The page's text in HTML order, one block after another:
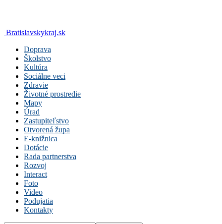
Bratislavskykraj.sk
Doprava
Školstvo
Kultúra
Sociálne veci
Zdravie
Životné prostredie
Mapy
Úrad
Zastupiteľstvo
Otvorená župa
E-knižnica
Dotácie
Rada partnerstva
Rozvoj
Interact
Foto
Video
Podujatia
Kontakty